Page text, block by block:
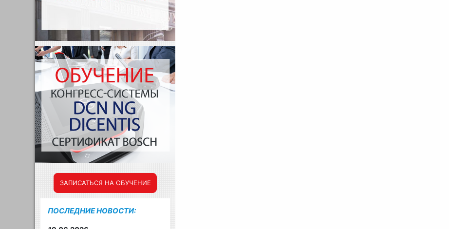
ЗАПИСАТЬСЯ НА ОБУЧЕНИЕ
ПОСЛЕДНИЕ НОВОСТИ: